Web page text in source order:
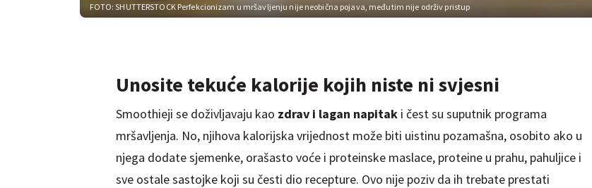
FOTO: SHUTTERSTOCK Perfekcionizam u mršavljenju nije neobična pojava, međutim nije održiv pristup
Unosite tekuće kalorije kojih niste ni svjesni
Smoothieji se doživljavaju kao zdrav i lagan napitaki čest su suputnik programa
mršavljenja. No, njihova kalorijska vrijednost može biti uistinu pozamašna, osobito ako u
njega dodate sjemenke, orašasto voće i proteinske maslace, proteine u prahu, pahuljice i
sve ostale sastojke koji su česti dio recepture. Ovo nije poziv da ih trebate prestati